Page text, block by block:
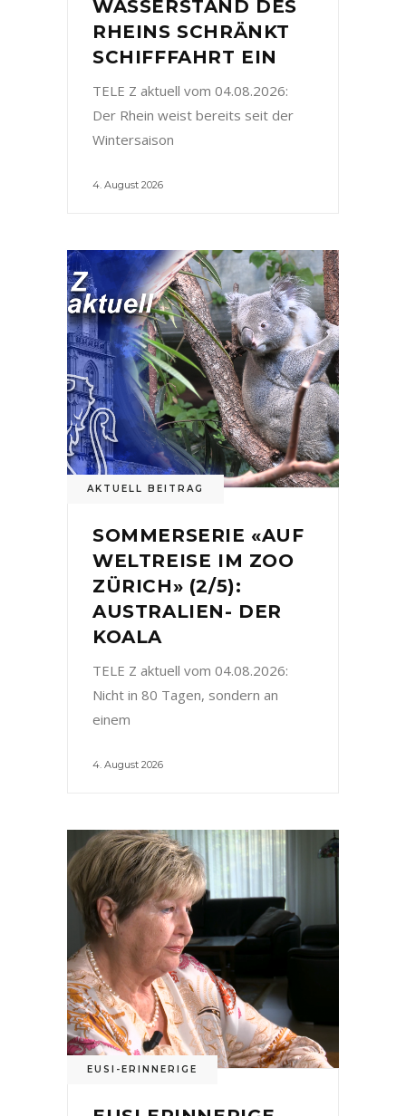
WASSERSTAND DES
RHEINS SCHRÄNKT
SCHIFFFAHRT EIN
TELE Z aktuell vom 04.08.2026:
Der Rhein weist bereits seit der
Wintersaison
4. August 2026
AKTUELL BEITRAG
SOMMERSERIE «AUF
WELTREISE IM ZOO
ZÜRICH» (2/5):
AUSTRALIEN- DER
KOALA
TELE Z aktuell vom 04.08.2026:
Nicht in 80 Tagen, sondern an
einem
4. August 2026
EUSI-ERINNERIGE